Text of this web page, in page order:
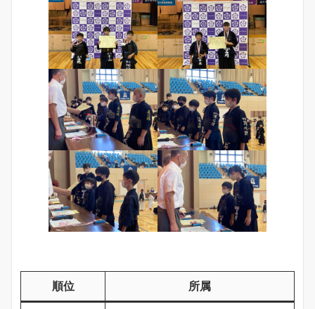
順位 所属